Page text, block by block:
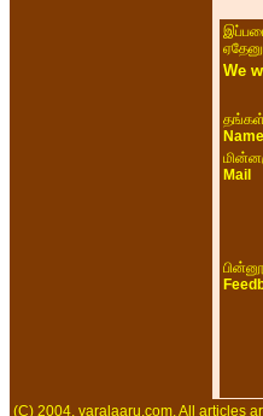
We
Name
Mail
(C) 2004, varalaaru.com. All articles